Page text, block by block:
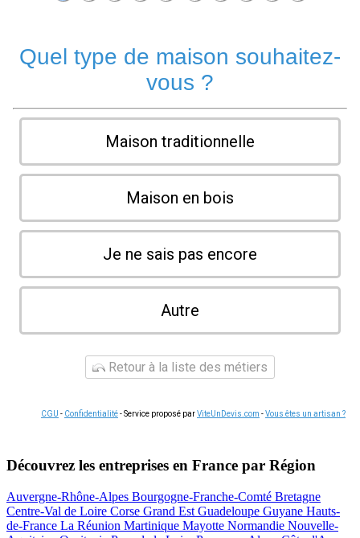
Quel type de maison souhaitez-
vous ?
Maison traditionnelle
Maison en bois
Je ne sais pas encore
Autre
Retour à la liste des métiers
CGU - Confidentialité- Service proposé parViteUnDevis.com -Vous êtes un artisan ?
Découvrez les entreprises en France par Région
Auvergne-Rhône-Alpes Bourgogne-Franche-Comté Bretagne
Centre-Val de Loire Corse Grand Est Guadeloupe Guyane Hauts-
de-France La Réunion Martinique Mayotte Normandie Nouvelle-